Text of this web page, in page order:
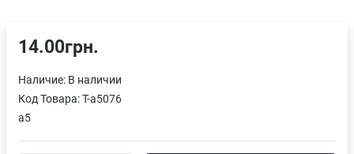
14.00грн.
Наличие: В наличии
Код Товара:T-a5076
a5